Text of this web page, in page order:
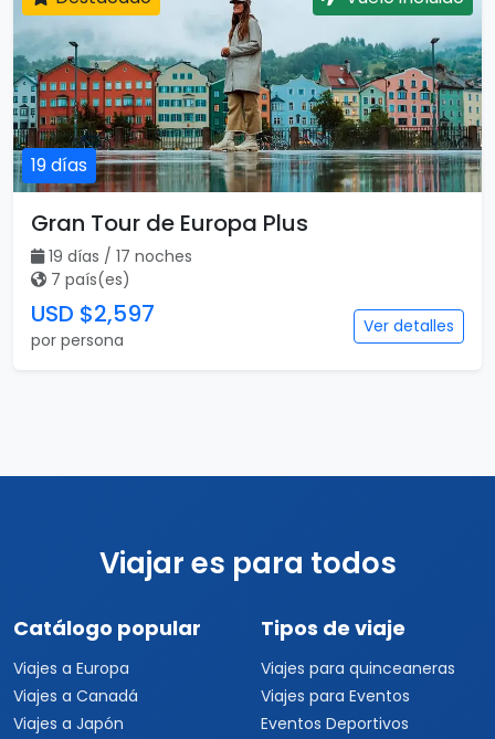
19 días
Gran Tour de Europa Plus
19 días / 17 noches
7 país(es)
USD $2,597
por persona
Ver detalles
Viajar es para todos
Catálogo popular
Viajes a Europa
Viajes a Canadá
Viajes a Japón
Tipos de viaje
Viajes para quinceaneras
Viajes para Eventos
Eventos Deportivos